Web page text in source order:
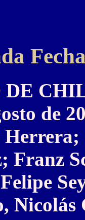
de
Franz
Nicolás